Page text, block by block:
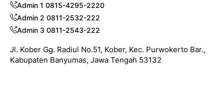
Admin 1 0815-4295-2220
Admin 2 0811-2532-222
Admin 3 0811-2543-222
Jl. Kober Gg. Radiul No.51, Kober, Kec. Purwokerto Bar.,
Kabupaten Banyumas, Jawa Tengah 53132